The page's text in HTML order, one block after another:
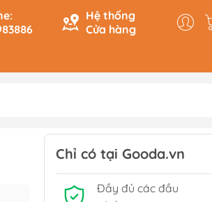
Hệ thống
Cửa hàng
Du Ký
Lịch Sử - Văn Hoá - Chính
Trị
Chỉ có tại Gooda.vn
Đầy đủ các đầu